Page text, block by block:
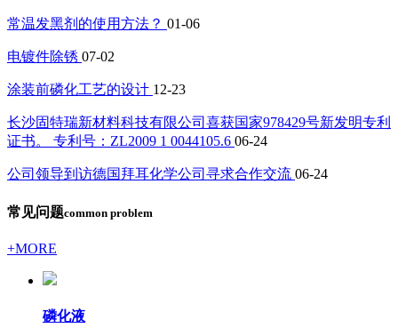
常温发黑剂的使用方法？ 01-06
电镀件除锈 07-02
涂装前磷化工艺的设计 12-23
长沙固特瑞新材料科技有限公司喜获国家978429号新发明专利
证书。 专利号：ZL2009 1 0044105.6 06-24
公司领导到访德国拜耳化学公司寻求合作交流 06-24
常见问题common problem
+MORE
磷化液